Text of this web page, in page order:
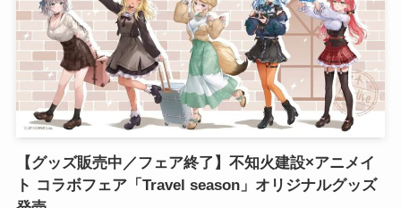
【グッズ販売中／フェア終了】不知火建設×アニメイ
ト コラボフェア「Travel season」オリジナルグッズ